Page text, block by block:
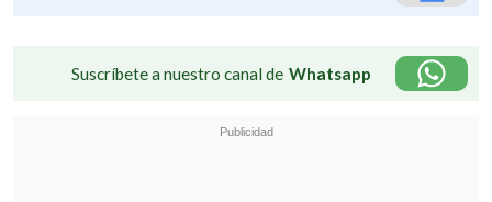
Suscríbete a nuestro canal de Whatsapp